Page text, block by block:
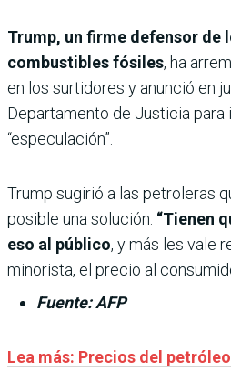
Trump, un firme defensor de
combustibles fósiles, ha
en los surtidores y anunció en
Departamento de Justicia para
“especulación”.
Trump sugirió a las petroleras
posible una solución. “Tienen
eso al público, y más les vale
minorista, el precio al
Fuente: AFP
Lea más: Precios del